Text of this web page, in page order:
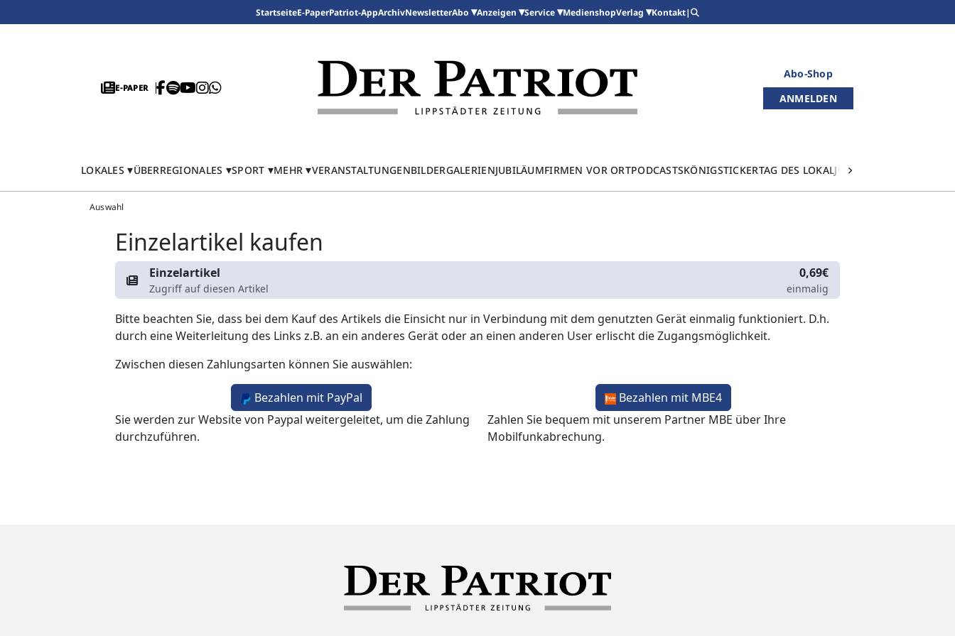
StartseiteE-PaperPatriot-AppArchivNewsletterAbo Anzeigen Service MedienshopVerlag Kontakt|
E-PAPER
Abo-Shop
ANMELDEN
LOKALES ÜBERREGIONALES SPORT MEHR VERANSTALTUNGENBILDERGALERIENJUBILÄUMFIRMEN VOR ORTPODCASTSKÖNIGSTICKERTAG DES LOKALJOURNALISMUS
Auswahl
Einzelartikel kaufen
Einzelartikel
Zugriff auf diesen Artikel
0,69€
einmalig
Bitte beachten Sie, dass bei dem Kauf des Artikels die Einsicht nur in Verbindung mit dem genutzten Gerät einmalig funktioniert. D.h.
durch eine Weiterleitung des Links z.B. an ein anderes Gerät oder an einen anderen User erlischt die Zugangsmöglichkeit.
Zwischen diesen Zahlungsarten können Sie auswählen:
Bezahlen mit PayPal
Sie werden zur Website von Paypal weitergeleitet, um die Zahlung
durchzuführen.
Bezahlen mit MBE4
Zahlen Sie bequem mit unserem Partner MBE über Ihre
Mobilfunkabrechung.